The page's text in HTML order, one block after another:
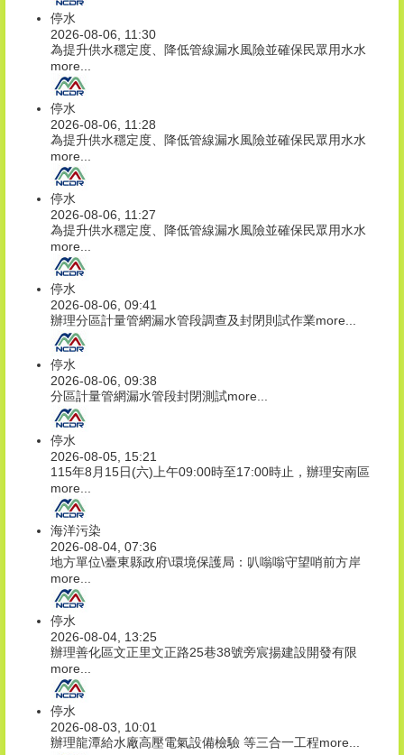
停水
2026-08-06, 11:30
為提升供水穩定度、降低管線漏水風險並確保民眾用水水
more...
停水
2026-08-06, 11:28
為提升供水穩定度、降低管線漏水風險並確保民眾用水水
more...
停水
2026-08-06, 11:27
為提升供水穩定度、降低管線漏水風險並確保民眾用水水
more...
停水
2026-08-06, 09:41
辦理分區計量管網漏水管段調查及封閉則試作業more...
停水
2026-08-06, 09:38
分區計量管網漏水管段封閉測試more...
停水
2026-08-05, 15:21
115年8月15日(六)上午09:00時至17:00時止，辦理安南區
more...
海洋污染
2026-08-04, 07:36
地方單位\臺東縣政府\環境保護局：叭嗡嗡守望哨前方岸
more...
停水
2026-08-04, 13:25
辦理善化區文正里文正路25巷38號旁宸揚建設開發有限
more...
停水
2026-08-03, 10:01
辦理龍潭給水廠高壓電氣設備檢驗 等三合一工程more...